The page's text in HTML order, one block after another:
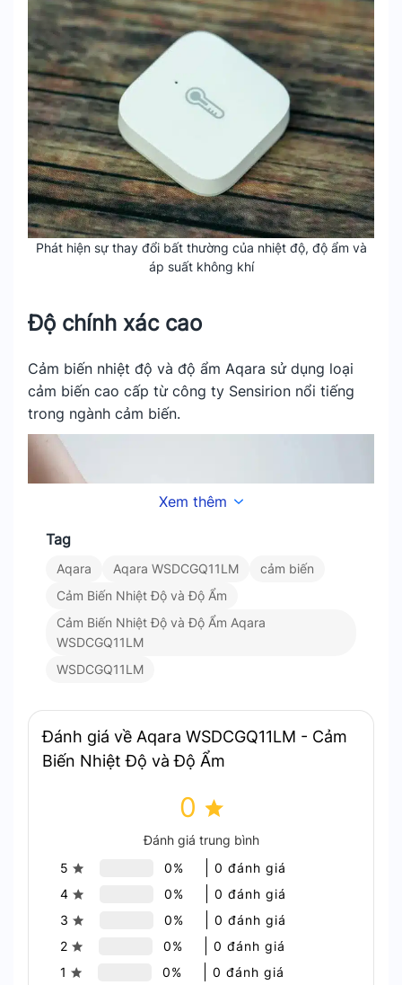
Phát hiện sự thay đổi bất thường của nhiệt độ, độ ẩm và
áp suất không khí
Độ chính xác cao
Cảm biến nhiệt độ và độ ẩm Aqara sử dụng loại
cảm biến cao cấp từ công ty Sensirion nổi tiếng
trong ngành cảm biến.
Cảm biến hiện đại, thông minh
thông minh khác trong hệ thống smarthome. Tạo
nên rất nhiều tiện ích cho người dùng.
Ví dụ, khi nhiệt độ phòng vượt quá 26°C, máy lạnh
sẽ tự bật ở 24°C. Còn khi nhiệt độ dưới 20°C, máy
sẽ tự tắt.
Thiết bị luôn cung cấp số đo nhiệt độ theo thời
gian thực.
Xem thêm
Tag
Aqara Aqara WSDCGQ11LM
cảm biến
Cảm Biến Nhiệt Độ và Độ Ẩm
Cảm Biến Nhiệt Độ và Độ Ẩm Aqara
WSDCGQ11LM
WSDCGQ11LM
Đánh giá về Aqara WSDCGQ11LM - Cảm
Biến Nhiệt Độ và Độ Ẩm
0
Đánh giá trung bình
5
0%
0 đánh giá
4
0%
0 đánh giá
3
0%
0 đánh giá
2
0%
0 đánh giá
1
0% 0 đánh giá